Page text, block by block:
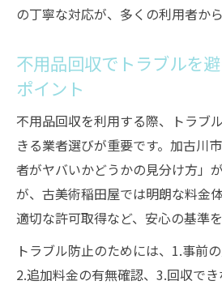
の丁寧な対応が、多くの利用者か
不用品回収でトラブルを
ポイント
不用品回収を利用する際、トラブ
きる業者選びが重要です。加古川
者がヤバいかどうかの見分け方」
が、古美術稲田屋では明朗な料金
適切な許可取得など、安心の基準
トラブル防止のためには、1.事前
2.追加料金の有無確認、3.回収で